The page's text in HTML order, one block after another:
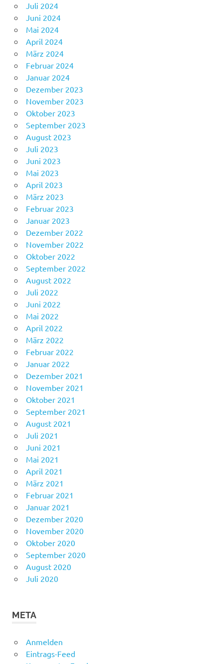
Juli 2024
Juni 2024
Mai 2024
April 2024
März 2024
Februar 2024
Januar 2024
Dezember 2023
November 2023
Oktober 2023
September 2023
August 2023
Juli 2023
Juni 2023
Mai 2023
April 2023
März 2023
Februar 2023
Januar 2023
Dezember 2022
November 2022
Oktober 2022
September 2022
August 2022
Juli 2022
Juni 2022
Mai 2022
April 2022
März 2022
Februar 2022
Januar 2022
Dezember 2021
November 2021
Oktober 2021
September 2021
August 2021
Juli 2021
Juni 2021
Mai 2021
April 2021
März 2021
Februar 2021
Januar 2021
Dezember 2020
November 2020
Oktober 2020
September 2020
August 2020
Juli 2020
META
Anmelden
Eintrags-Feed